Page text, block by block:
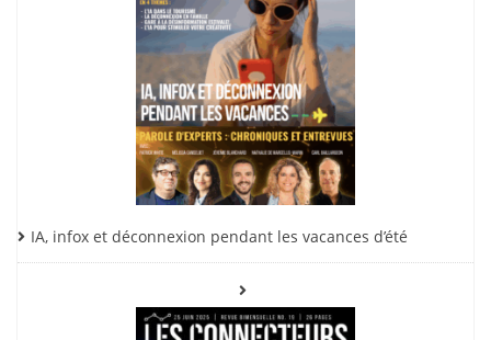
IA, infox et déconnexion pendant les vacances d’été